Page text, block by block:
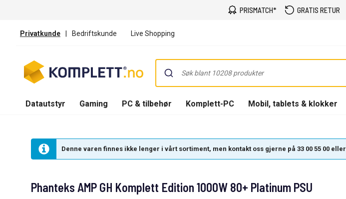
PRISMATCH* GRATIS RETUR
Privatkunde | Bedriftskunde Live Shopping
Datautstyr Gaming PC & tilbehør Komplett-PC Mobil, tablets & klokker
Denne varen finnes ikke lenger i vårt sortiment, men kontakt oss gjerne på 33 00 55 00 eller
Phanteks AMP GH Komplett Edition 1000W 80+ Platinum PSU